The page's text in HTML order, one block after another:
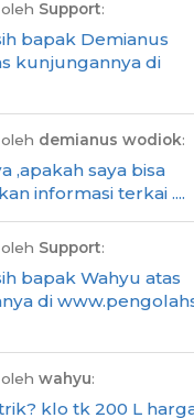
Support:
bapak Demianus
kunjungannya di
demianus wodiok:
,apakah saya bisa
informasi terkai ....
Support:
bapak Wahyu atas
di
wahyu:
klo tk 200 L